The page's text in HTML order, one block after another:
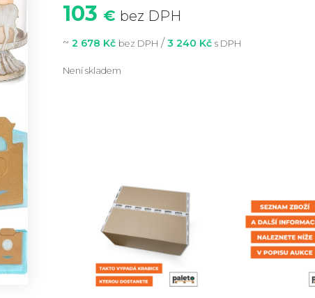
103 € bez DPH
~ 2 678 Kč bez DPH / 3 240 Kč s DPH
Není skladem